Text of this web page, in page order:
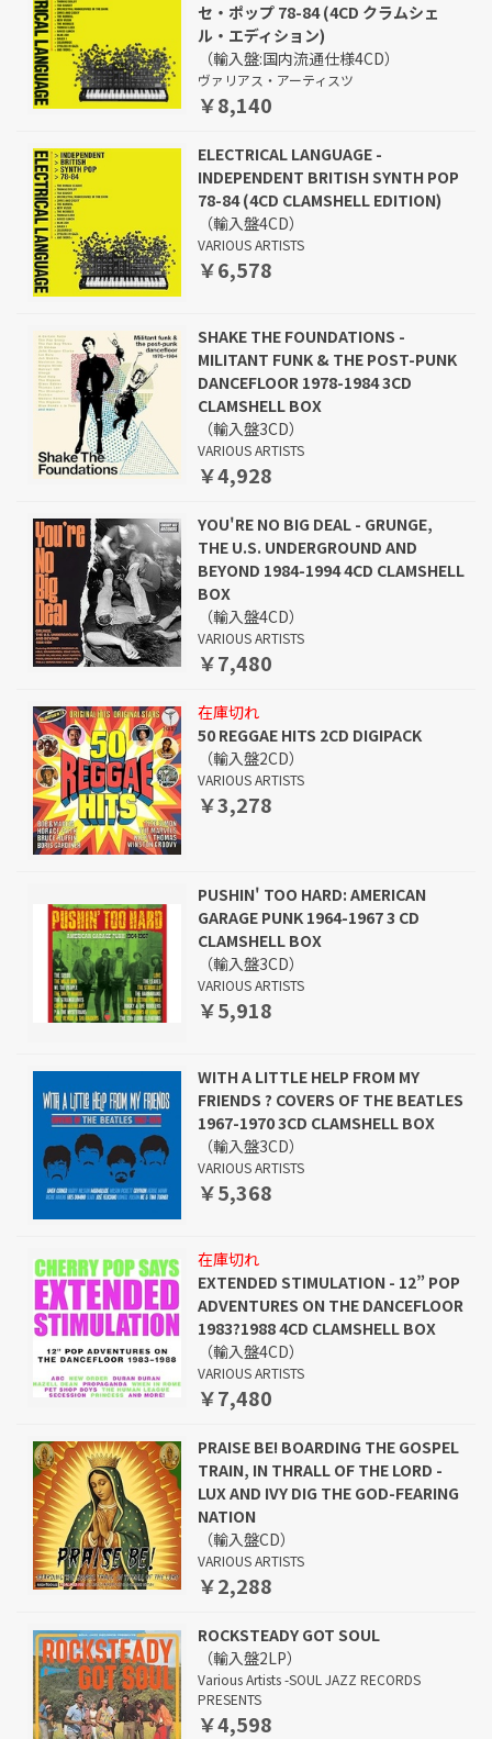
セ・ポップ 78-84 (4CD クラムシェ
ル・エディション)
（輸入盤:国内流通仕様4CD）
ヴァリアス・アーティスツ
￥8,140
ELECTRICAL LANGUAGE -
INDEPENDENT BRITISH SYNTH POP
78-84 (4CD CLAMSHELL EDITION)
（輸入盤4CD）
VARIOUS ARTISTS
￥6,578
SHAKE THE FOUNDATIONS -
MILITANT FUNK & THE POST-PUNK
DANCEFLOOR 1978-1984 3CD
CLAMSHELL BOX
（輸入盤3CD）
VARIOUS ARTISTS
￥4,928
YOU'RE NO BIG DEAL - GRUNGE,
THE U.S. UNDERGROUND AND
BEYOND 1984-1994 4CD CLAMSHELL
BOX
（輸入盤4CD）
VARIOUS ARTISTS
￥7,480
在庫切れ
50 REGGAE HITS 2CD DIGIPACK
（輸入盤2CD）
VARIOUS ARTISTS
￥3,278
PUSHIN' TOO HARD: AMERICAN
GARAGE PUNK 1964-1967 3 CD
CLAMSHELL BOX
（輸入盤3CD）
VARIOUS ARTISTS
￥5,918
WITH A LITTLE HELP FROM MY
FRIENDS ? COVERS OF THE BEATLES
1967-1970 3CD CLAMSHELL BOX
（輸入盤3CD）
VARIOUS ARTISTS
￥5,368
在庫切れ
EXTENDED STIMULATION - 12” POP
ADVENTURES ON THE DANCEFLOOR
1983?1988 4CD CLAMSHELL BOX
（輸入盤4CD）
VARIOUS ARTISTS
￥7,480
PRAISE BE! BOARDING THE GOSPEL
TRAIN, IN THRALL OF THE LORD -
LUX AND IVY DIG THE GOD-FEARING
NATION
（輸入盤CD）
VARIOUS ARTISTS
￥2,288
ROCKSTEADY GOT SOUL
（輸入盤2LP）
Various Artists -SOUL JAZZ RECORDS
PRESENTS
￥4,598